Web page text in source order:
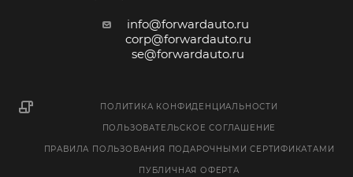
info@forwardauto.ru
corp@forwardauto.ru
se@forwardauto.ru
ПОЛИТИКА КОНФИДЕНЦИАЛЬНОСТИ
ПОЛЬЗОВАТЕЛЬСКОЕ СОГЛАШЕНИЕ
ПРАВИЛА ПОЛЬЗОВАНИЯ ПОДАРОЧНЫМИ СЕРТИФИКАТАМИ
ПУБЛИЧНАЯ ОФЕРТА